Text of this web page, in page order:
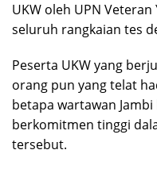
UKW oleh UPN
seluruh rangkaian tes
Peserta UKW yang
orang pun yang telat
betapa wartawan
berkomitmen tinggi
tersebut.